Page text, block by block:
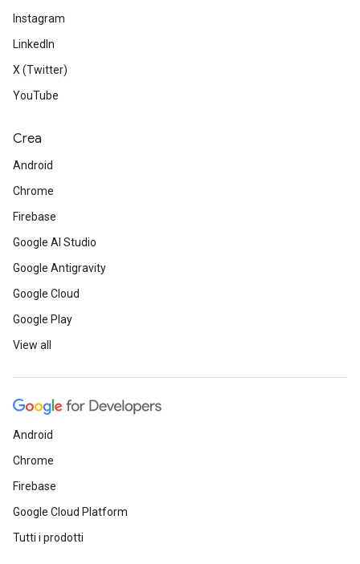
Instagram
LinkedIn
X (Twitter)
YouTube
Crea
Android
Chrome
Firebase
Google AI Studio
Google Antigravity
Google Cloud
Google Play
View all
Android
Chrome
Firebase
Google Cloud Platform
Tutti i prodotti